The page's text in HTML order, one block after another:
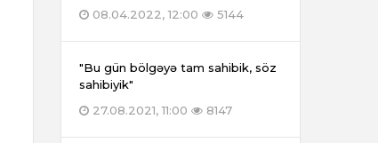
08.04.2022, 12:00
5144
"Bu gün bölgəyə tam sahibik, söz
sahibiyik"
27.08.2021, 11:00
8147